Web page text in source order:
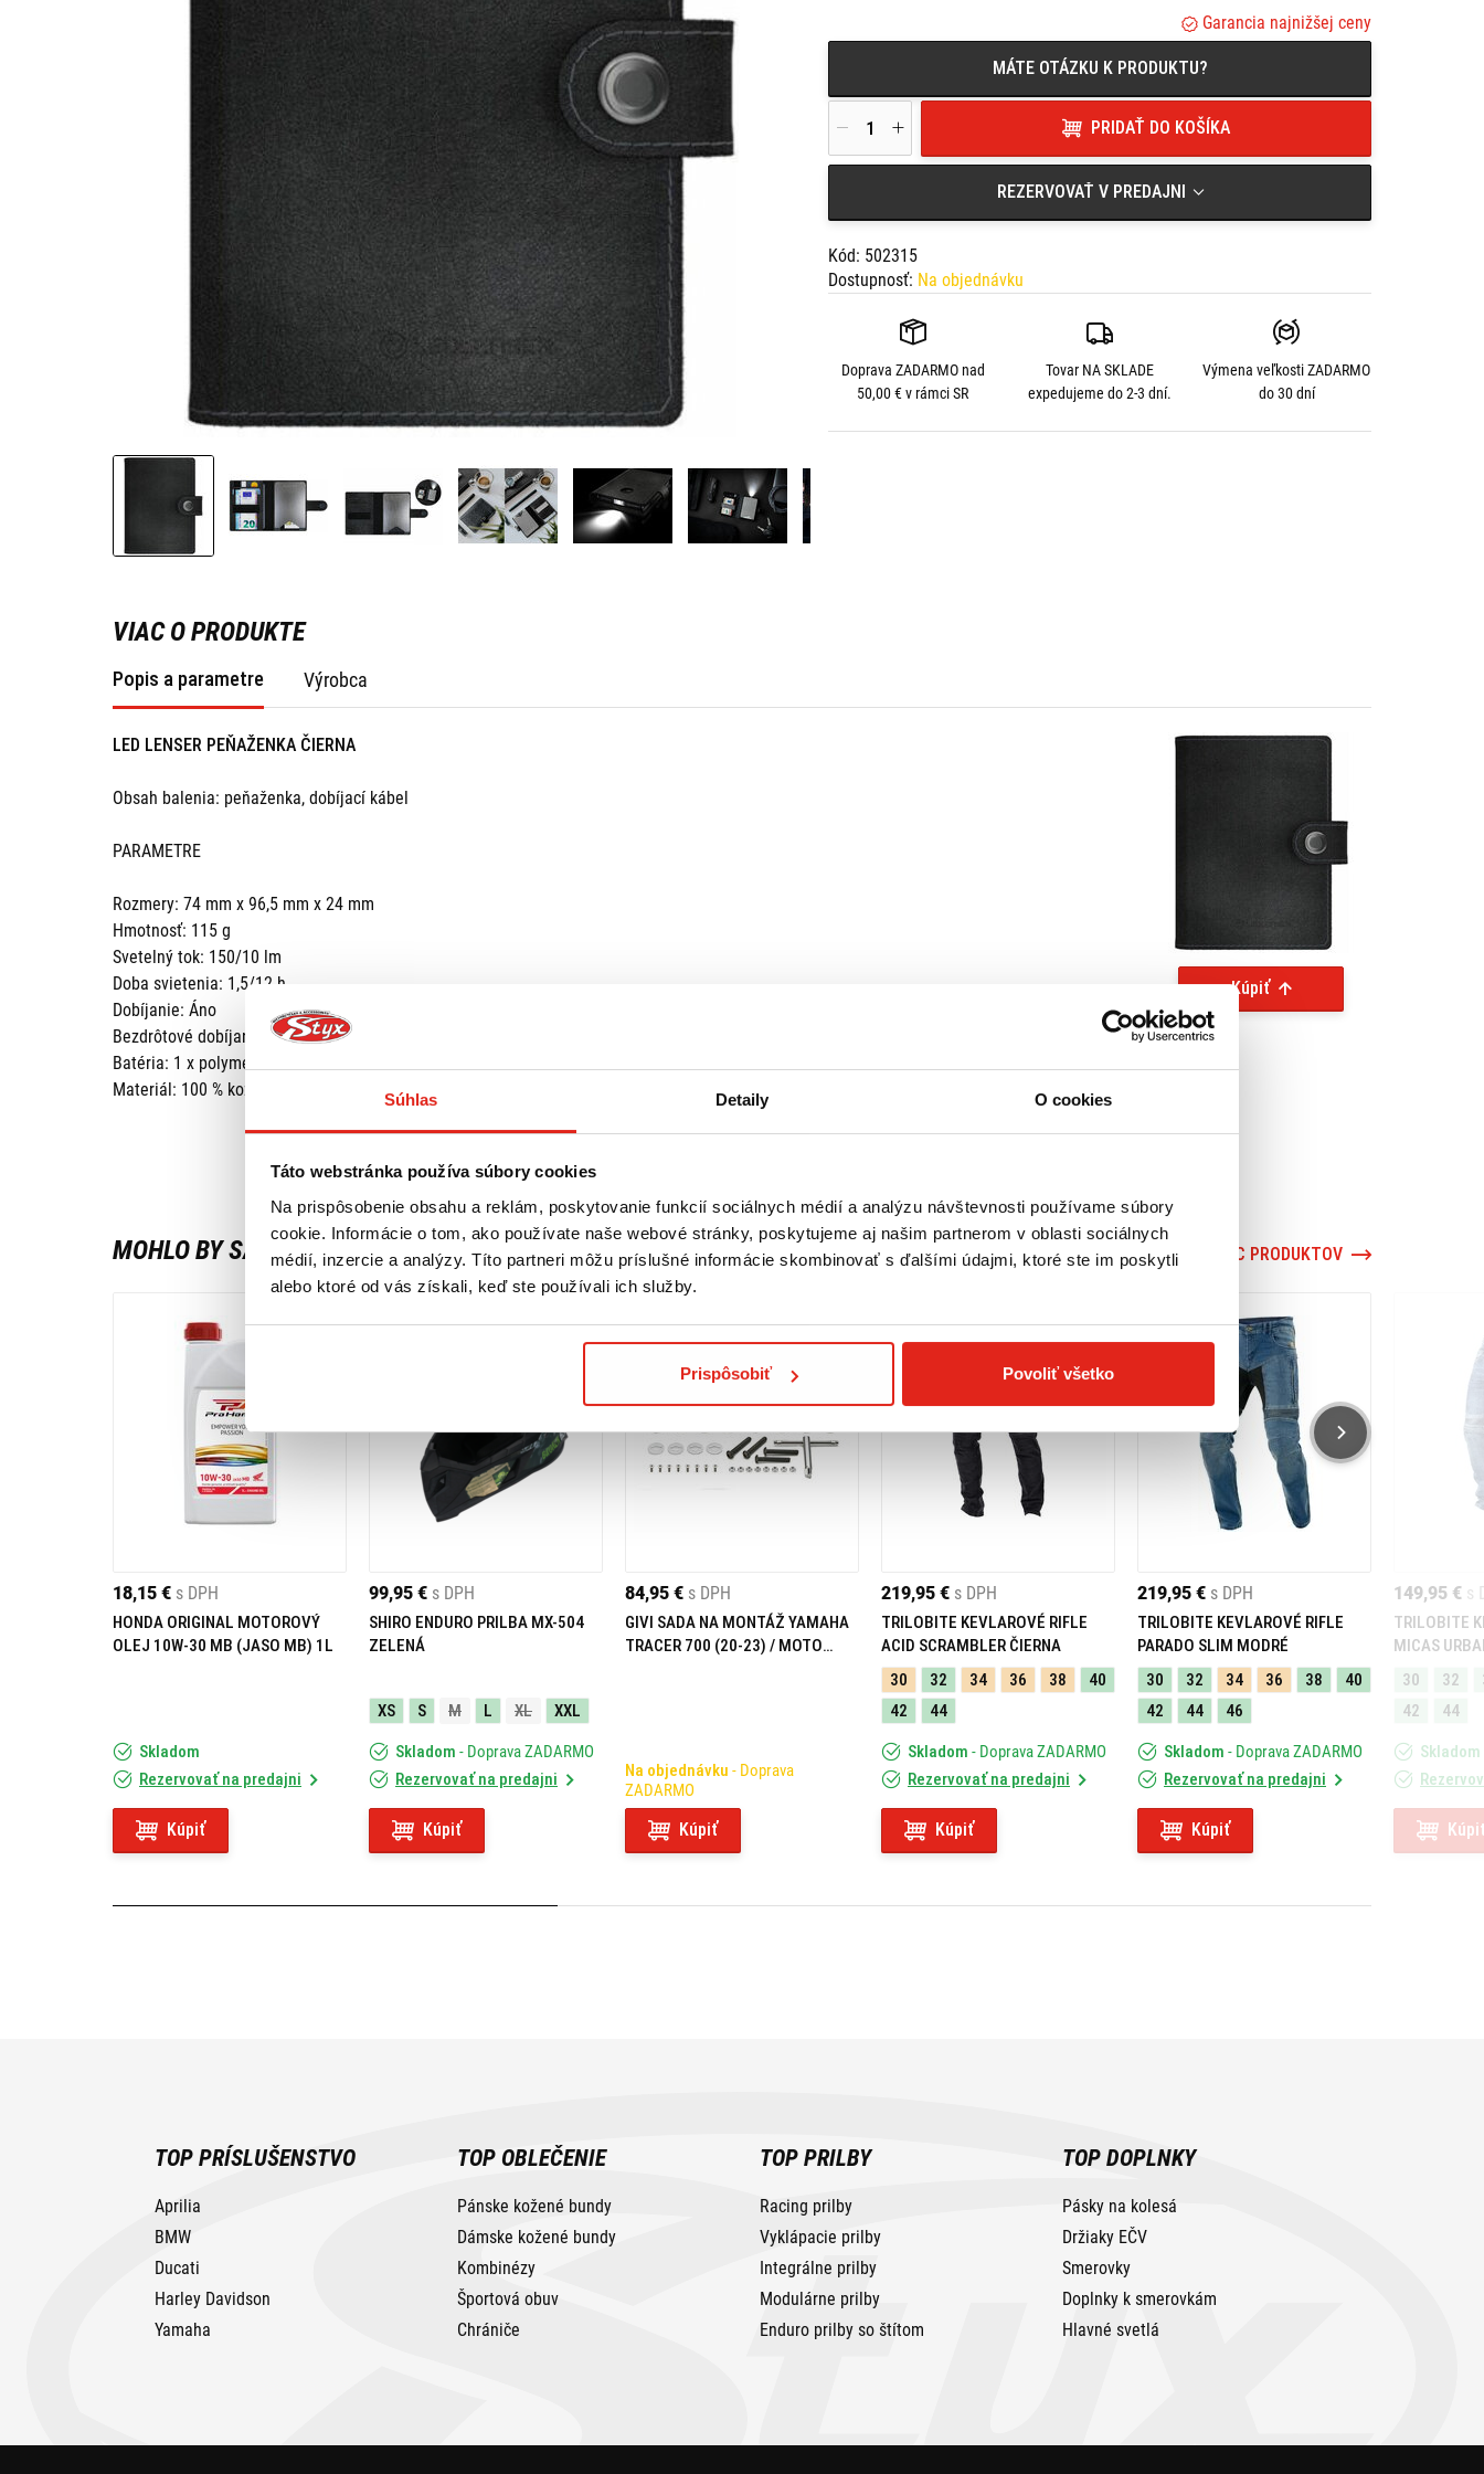
Súhlas Detaily O cookies
Táto webstránka používa súbory cookies
Na prispôsobenie obsahu a reklám, poskytovanie funkcií sociálnych médií a analýzu návštevnosti používame súbory
cookie. Informácie o tom, ako používate naše webové stránky, poskytujeme aj našim partnerom v oblasti sociálnych
médií, inzercie a analýzy. Títo partneri môžu príslušné informácie skombinovať s ďalšími údajmi, ktoré ste im poskytli
alebo ktoré od vás získali, keď ste používali ich služby.
Prispôsobiť Povoliť všetko
Garancia najnižšej ceny
MÁTE OTÁZKU K PRODUKTU?
PRIDAŤ DO KOŠÍKA
REZERVOVAŤ V PREDAJNI
Kód: 502315
Dostupnosť: Na objednávku
Doprava ZADARMOnad
50,00 € v rámci SR
Tovar NA SKLADE
expedujeme do 2-3 dní.
Výmena veľkostiZADARMO
do 30 dní
VIAC O PRODUKTE
Popis a parametre Výrobca
LED LENSER PEŇAŽENKA ČIERNA
Obsah balenia: peňaženka, dobíjací kábel
PARAMETRE
Rozmery: 74 mm x 96,5 mm x 24 mm
Hmotnosť: 115 g
Svetelný tok: 150/10 lm
Doba svietenia: 1,5/12 h
Dobíjanie: Áno
Bezdrôtové dobíjanie: Áno (bezdrôtová nabíjačka nie je zahrnutá v balení)
Batéria: 1 x polymér 3,7 V
Materiál: 100 % koža
Kúpiť
MOHLO BY SA VÁM PÁČIŤ VIAC PRODUKTOV
18,15 € s DPH
HONDA ORIGINAL MOTOROVÝ
OLEJ 10W-30 MB (JASO MB) 1L
Skladom
Rezervovať na predajni
Kúpiť
99,95 € s DPH
SHIRO ENDURO PRILBA MX-504
ZELENÁ
XS S M L XL XXL
Skladom - Doprava ZADARMO
Rezervovať na predajni
Kúpiť
84,95 € s DPH
GIVI SADA NA MONTÁŽ YAMAHA
TRACER 700 (20-23) / MOTO
Na objednávku - Doprava
ZADARMO
Kúpiť
219,95 € s DPH
TRILOBITE KEVLAROVÉ RIFLE
ACID SCRAMBLER ČIERNA
30
32 34 36 38
40
42
44
Skladom - Doprava ZADARMO
Rezervovať na predajni
Kúpiť
219,95 € s DPH
TRILOBITE KEVLAROVÉ RIFLE
PARADO SLIM MODRÉ
30
32 34 36 38
40
42
44 46
Skladom - Doprava ZADARMO
Rezervovať na predajni
Kúpiť
149,95 € s
TRILOBITE
MICAS
30
32
42
44
Skladom
TOP PRÍSLUŠENSTVO
Aprilia
BMW
Ducati
Harley Davidson
Yamaha
TOP OBLEČENIE
Pánske kožené bundy
Dámske kožené bundy
Kombinézy
Športová obuv
Chrániče
TOP PRILBY
Racing prilby
Vyklápacie prilby
Integrálne prilby
Modulárne prilby
Enduro prilby so štítom
TOP DOPLNKY
Pásky na kolesá
Držiaky EČV
Smerovky
Doplnky k smerovkám
Hlavné svetlá